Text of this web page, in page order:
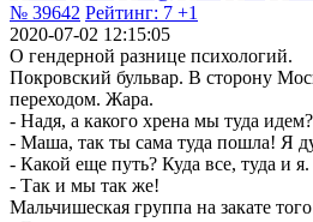
№ 39642 Рейтинг: 7 +1
2020-07-02 12:15:05
О гендерной разнице психологий.
Покровский бульвар. В сторону
переходом. Жара.
- Надя, а какого хрена мы туда
- Маша, так ты сама туда пошла! Я
- Какой еще путь? Куда все, туда и я.
- Так и мы так же!
Мальчишеская группа на закате